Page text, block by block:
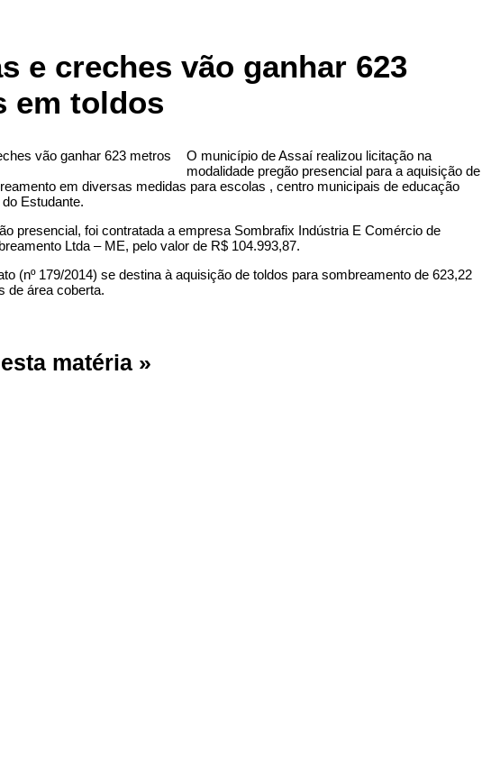
e creches vão ganhar 623
em toldos
O município de Assaí realizou licitação na
modalidade pregão presencial para a aquisição de
em diversas medidas para escolas , centro municipais de educação
Estudante.
presencial, foi contratada a empresa Sombrafix Indústria E Comércio de
Ltda – ME, pelo valor de R$ 104.993,87.
(nº 179/2014) se destina à aquisição de toldos para sombreamento de 623,22
de área coberta.
matéria »